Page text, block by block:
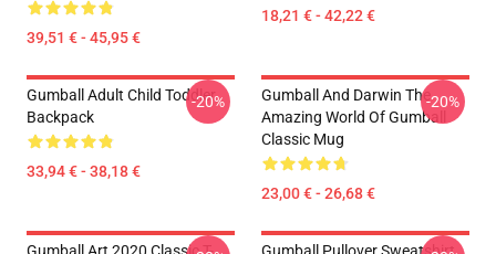
39,51 € - 45,95 €
18,21 € - 42,22 €
Gumball Adult Child Toddler
Backpack
33,94 € - 38,18 €
-20%
Gumball And Darwin The
Amazing World Of Gumball
Classic Mug
23,00 € - 26,68 €
-20%